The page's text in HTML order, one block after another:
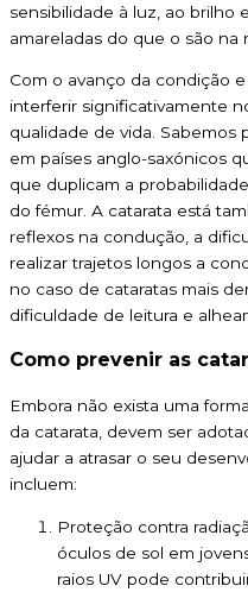
sensibilidade à luz, ao brilho
amareladas do que o são na
Com o avanço da condição
interferir significativamente
qualidade de vida. Sabemos
em países anglo-saxónicos
que duplicam a
do fémur. A catarata está
reflexos na condução, a
realizar trajetos longos a
no caso de cataratas mais
dificuldade de leitura e
Como prevenir as
Embora não exista uma
da catarata, devem ser
ajudar a atrasar o seu
incluem:
Proteção contra
óculos de sol em
raios UV pode